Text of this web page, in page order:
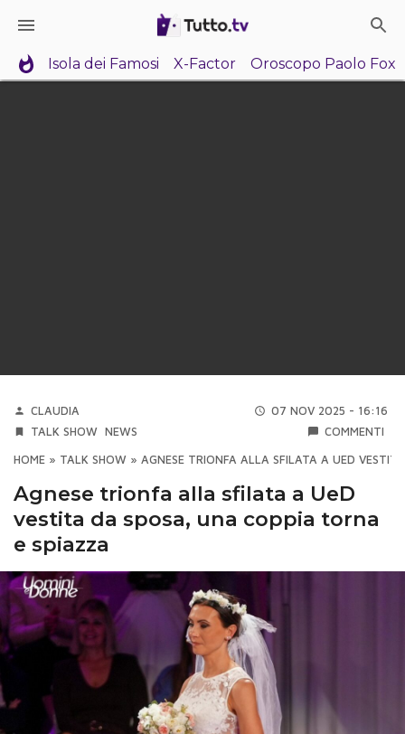
Isola dei Famosi X-Factor Oroscopo Paolo Fox
CLAUDIA
07 NOV 2025 - 16:16
TALK SHOW NEWS COMMENTI
HOME » TALK SHOW » AGNESE TRIONFA ALLA SFILATA A UED
Agnese trionfa alla sfilata a UeD
vestita da sposa, una coppia torna
e spiazza